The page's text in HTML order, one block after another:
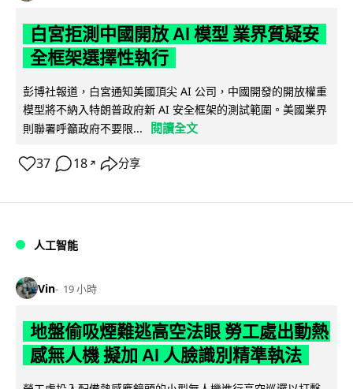
白宮拒測中國開放 AI 模型 業界質疑安
全框架選擇性執行
彭博社報道，白宮通知美國頂尖 AI 公司，中國開發的開放權重
模型將不納入特朗普政府新 AI 安全框架的測試範圍。美國業界
則聯署呼籲政府不要限...
閱讀全文
37 18 ↗ 分享
人工智能
Vin 19 小時
地盤偷吸煙難逃高空法眼 勞工處出動熱
感無人機 擬加 AI 人臉識別精準執法